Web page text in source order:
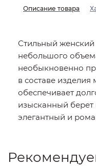
Описание товара
Стильный женский
небольшого
необыкновенно
в составе
обеспечивает
изысканный
элегантный и